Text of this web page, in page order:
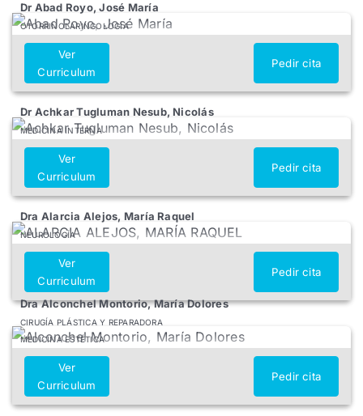
Dr Abad Royo, José María
OTORRINOLARINGOLOGÍA
Ver
Curriculum
Pedir cita
Dr Achkar Tugluman Nesub, Nicolás
MEDICINA INTERNA
Ver
Curriculum
Pedir cita
Dra Alarcia Alejos, María Raquel
NEUROLOGÍA
Ver
Curriculum
Pedir cita
Dra Alconchel Montorio, María Dolores
CIRUGÍA PLÁSTICA Y REPARADORA
MEDICINA ESTÉTICA
Ver
Curriculum
Pedir cita